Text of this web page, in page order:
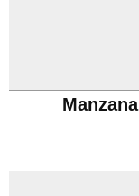
Manzana